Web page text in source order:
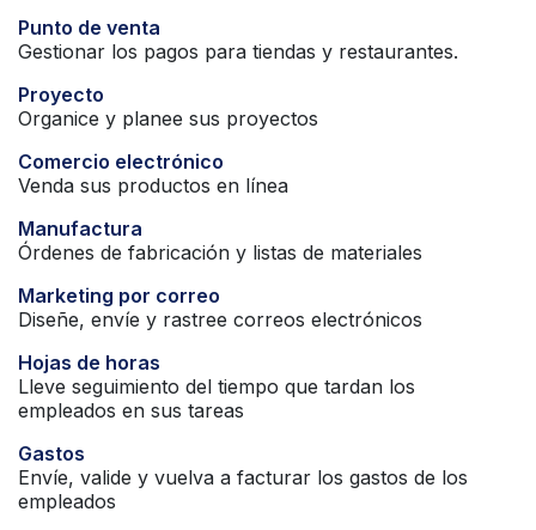
Punto de venta
Gestionar los pagos para tiendas y restaurantes.
Proyecto
Organice y planee sus proyectos
Comercio electrónico
Venda sus productos en línea
Manufactura
Órdenes de fabricación y listas de materiales
Marketing por correo
Diseñe, envíe y rastree correos electrónicos
Hojas de horas
Lleve seguimiento del tiempo que tardan los
empleados en sus tareas
Gastos
Envíe, valide y vuelva a facturar los gastos de los
empleados